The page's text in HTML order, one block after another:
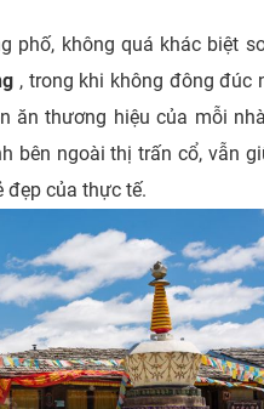
phố, không quá khác biệt
, trong khi không đông đúc
ăn thương hiệu của mỗi
bên ngoài thị trấn cổ, vẫn
đẹp của thực tế.